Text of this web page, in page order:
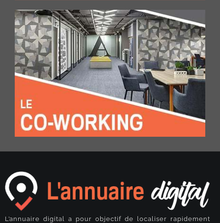
L’annuaire digital a pour objectif de localiser rapidement